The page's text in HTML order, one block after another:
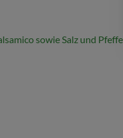
sowie Salz und